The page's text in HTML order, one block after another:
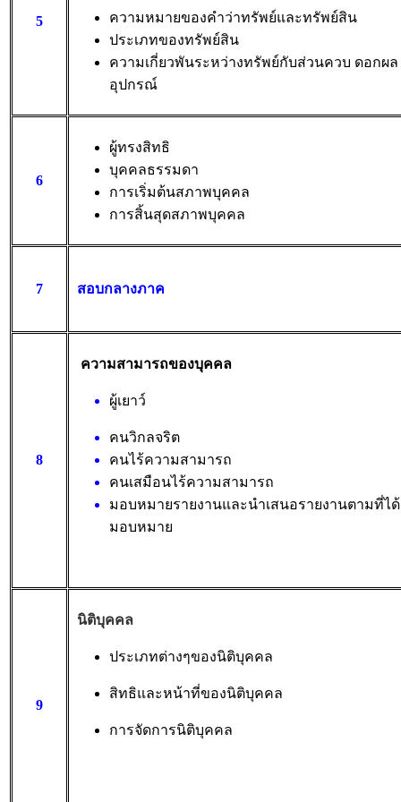
5
ความหมายของคําว่าทรัพย์และทรัพย์สิน
ประเภทของทรัพย์สิน
ความเกี่ยวพันระหว่างทรัพย์กับส่วนควบ ดอกผล
อุปกรณ์
6
ผู้ทรงสิทธิ
บุคคลธรรมดา
การเริ่มต้นสภาพบุคคล
การสิ้นสุดสภาพบุคคล
7 สอบกลางภาค
8
ความสามารถของบุคคล
ผู้เยาว์
คนวิกลจริต
คนไร้ความสามารถ
คนเสมือนไร้ความสามารถ
มอบหมายรายงานและนำเสนอรายงานตามที่ไ
มอบหมาย
9
นิติบุคคล
ประเภทต่างๆของนิติบุคคล
สิทธิและหน้าที่ของนิติบุคคล
การจัดการนิติบุคคล